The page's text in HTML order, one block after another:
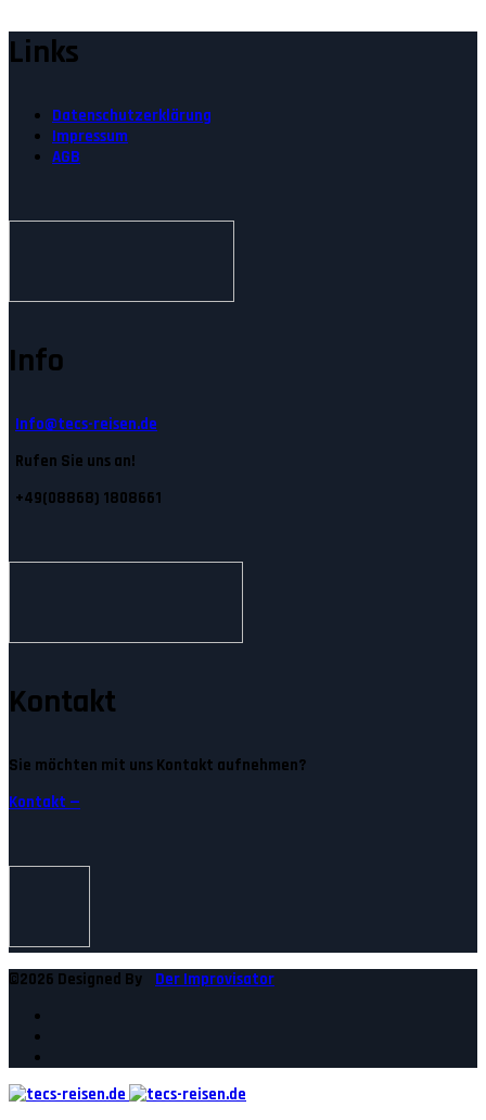
Links
Datenschutzerklärung
Impressum
AGB
Info
Info@tecs-reisen.de
Rufen Sie uns an!
+49(08868) 1808661
Kontakt
Sie möchten mit uns Kontakt aufnehmen?
Kontakt —
©2026 Designed By Der Improvisator